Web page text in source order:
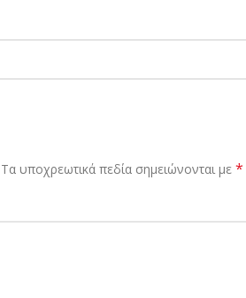
Τα υποχρεωτικά πεδία σημειώνονται με *